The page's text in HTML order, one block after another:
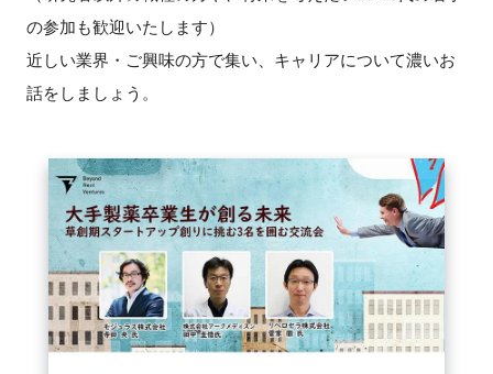
閉じる
の参加も歓迎いたします）
近しい業界・ご興味の方で集い、キャリアについて濃いお
話をしましょう。